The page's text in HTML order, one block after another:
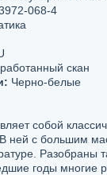
068-4
скан
Черно-белые
собой
ней с большим
Разобраны
годы многие